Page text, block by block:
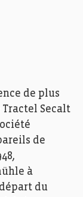
de plus
Tractel Secalt
de
à
du